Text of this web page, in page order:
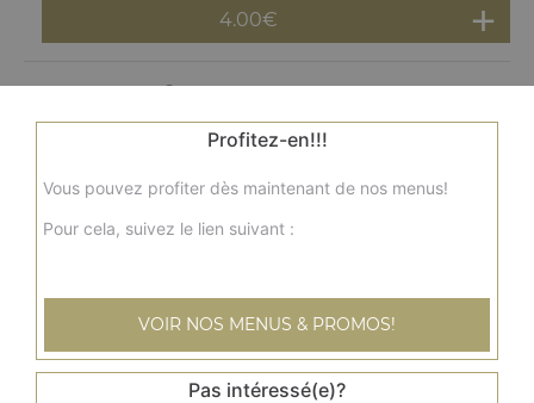
4.00€
4.50€
Lassi Épicé
Lassi rose
5.00€
Profitez-en!!!
Vous pouvez profiter dès maintenant de nos menus!
Pour cela, suivez le lien suivant :
VOIR NOS MENUS & PROMOS!
Pas intéressé(e)?